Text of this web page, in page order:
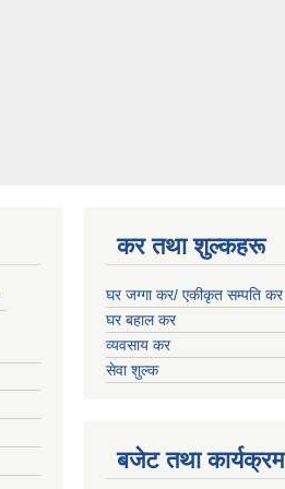
कर तथा शुल्कहरू
घर जग्गा कर/ एकीकृत सम्पति कर
घर बहाल कर
व्यवसाय कर
सेवा शुल्क
बजेट तथा कार्यक्रम